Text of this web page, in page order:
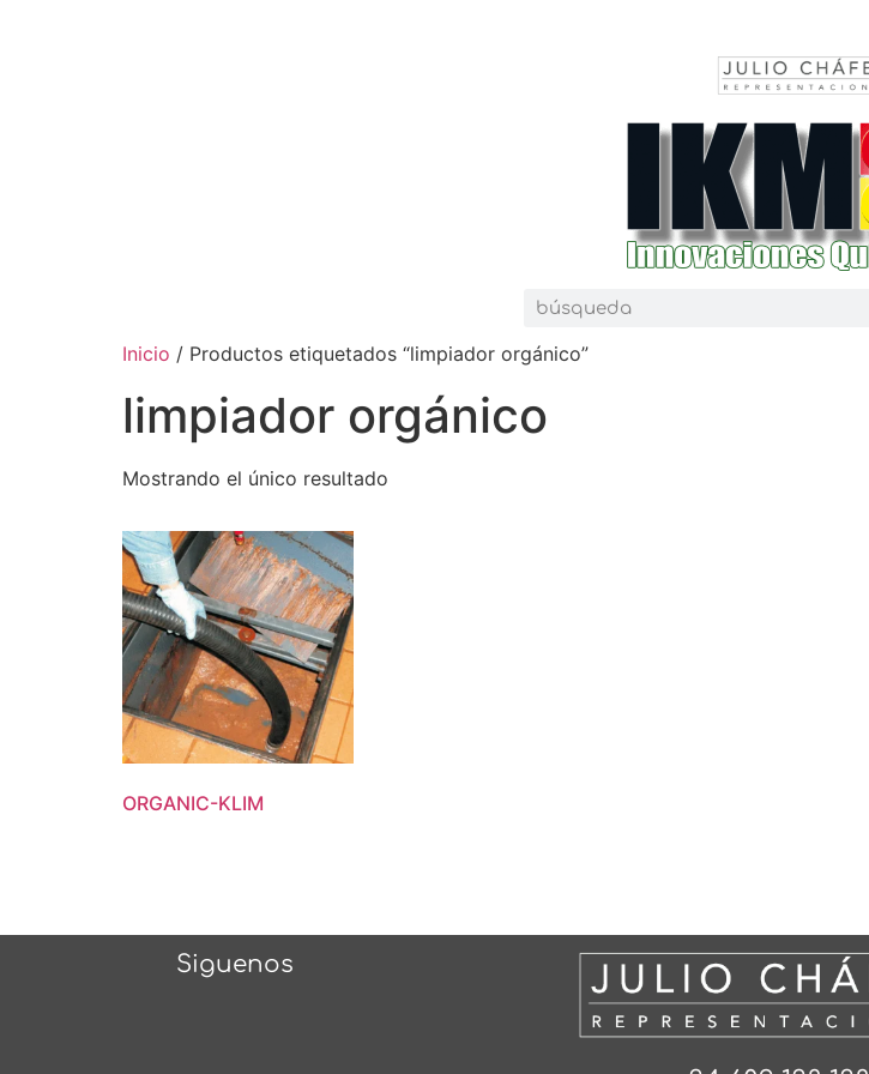
Inicio / Productos etiquetados “limpiador orgánico”
limpiador orgánico
Mostrando el único resultado
ORGANIC-KLIM
Siguenos